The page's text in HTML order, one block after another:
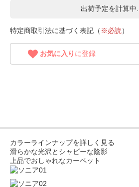
出荷予定を計算中...
特定商取引法に基づく表記（ ※必読）
お気に入り に登録
カラーラインナップを詳しく見る
滑らかな光沢とシャビーな陰影
上品でおしゃれなカーペット